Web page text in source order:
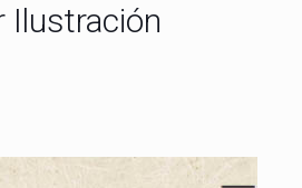
Ilustración